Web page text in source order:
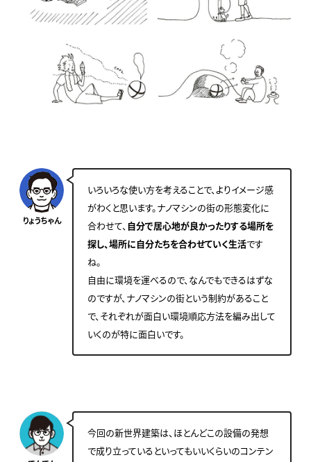
りょうちゃん
いろいろな使い方を考えることで、よりイメージ感
がわくと思います。ナノマシンの街の形態変化に
合わせて、 自分で居心地が良かったりする場所を
探し、場所に自分たちを合わせていく生活です
ね。
自由に環境を運べるので、なんでもできるはずな
のですが、ナノマシンの街という制約があること
で、それぞれが面白い環境順応方法を編み出して
いくのが特に面白いです。
今回の新世界建築は、ほとんどこの設備の発想
で成り立っているといってもいいくらいのコンテン